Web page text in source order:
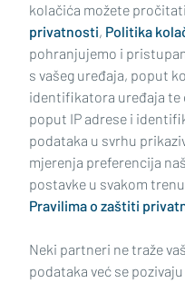
Impressum Uvjeti korištenja
Politika kolačića Kontakt
Oglašavanje
kolačića možete
privatnosti, Politika
pohranjujemo i
s vašeg uređaja, poput
identifikatora uređaja te
poput IP adrese i
podataka u svrhu
mjerenja preferencija
postavke u svakom
Pravilima o zaštiti
Neki partneri ne traže
podataka već se